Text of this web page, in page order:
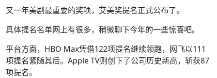
又一年美剧最重要的奖项，艾美奖提名正式公布了。
具体提名名单网上有很多，稍微聊下今年的一些惊喜吧。
平台方面，HBO Max凭借122项提名继续领跑，网飞以111
项提名紧随其后。Apple TV则创下了公司历史新高，斩获87
项提名。